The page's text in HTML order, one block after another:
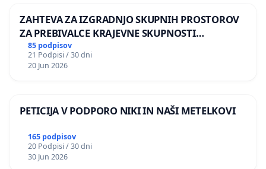
ZAHTEVA ZA IZGRADNJO SKUPNIH PROSTOROV
ZA PREBIVALCE KRAJEVNE SKUPNOSTI
PRESTRANEK
85 podpisov
21 Podpisi / 30 dni
20 Jun 2026
PETICIJA V PODPORO NIKI IN NAŠI METELKOVI
165 podpisov
20 Podpisi / 30 dni
30 Jun 2026